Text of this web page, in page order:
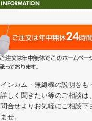
インカム・無線機の説明をも
詳しく聞きたい等のご相談は
問合せよりお気軽にご相談下
ませ。